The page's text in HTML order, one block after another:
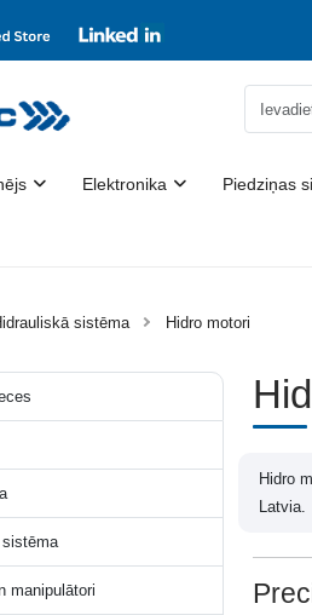
Elektronika Piedziņas
sistēma Hidro motori
manipulātori
Hidro
Latvia.